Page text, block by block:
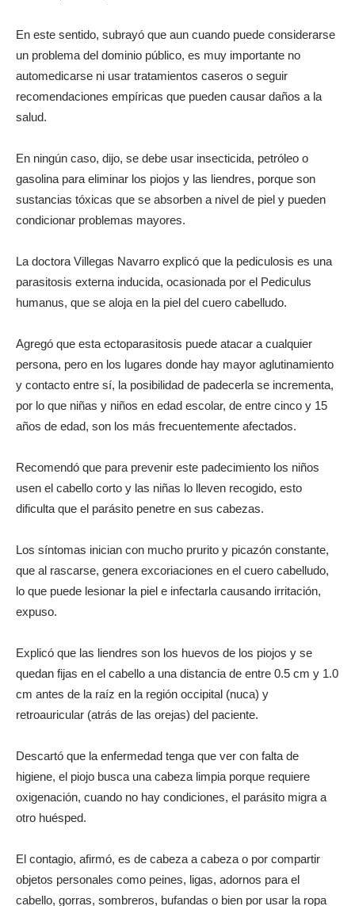
En este sentido, subrayó que aun cuando puede considerarse
un problema del dominio público, es muy importante no
automedicarse ni usar tratamientos caseros o seguir
recomendaciones empíricas que pueden causar daños a la
salud.
En ningún caso, dijo, se debe usar insecticida, petróleo o
gasolina para eliminar los piojos y las liendres, porque son
sustancias tóxicas que se absorben a nivel de piel y pueden
condicionar problemas mayores.
La doctora Villegas Navarro explicó que la pediculosis es una
parasitosis externa inducida, ocasionada por el Pediculus
humanus, que se aloja en la piel del cuero cabelludo.
Agregó que esta ectoparasitosis puede atacar a cualquier
persona, pero en los lugares donde hay mayor aglutinamiento
y contacto entre sí, la posibilidad de padecerla se incrementa,
por lo que niñas y niños en edad escolar, de entre cinco y 15
años de edad, son los más frecuentemente afectados.
Recomendó que para prevenir este padecimiento los niños
usen el cabello corto y las niñas lo lleven recogido, esto
dificulta que el parásito penetre en sus cabezas.
Los síntomas inician con mucho prurito y picazón constante,
que al rascarse, genera excoriaciones en el cuero cabelludo,
lo que puede lesionar la piel e infectarla causando irritación,
expuso.
Explicó que las liendres son los huevos de los piojos y se
quedan fijas en el cabello a una distancia de entre 0.5 cm y 1.0
cm antes de la raíz en la región occipital (nuca) y
retroauricular (atrás de las orejas) del paciente.
Descartó que la enfermedad tenga que ver con falta de
higiene, el piojo busca una cabeza limpia porque requiere
oxigenación, cuando no hay condiciones, el parásito migra a
otro huésped.
El contagio, afirmó, es de cabeza a cabeza o por compartir
objetos personales como peines, ligas, adornos para el
cabello, gorras, sombreros, bufandas o bien por usar la ropa